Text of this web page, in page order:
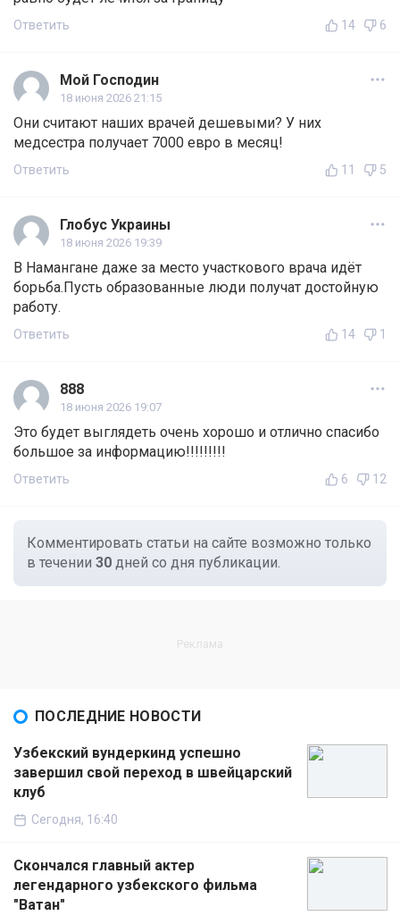
Ответить 14 6
Мой Господин
18 июня 2026 21:15
Они считают наших врачей дешевыми? У них
медсестра получает 7000 евро в месяц!
Ответить 11 5
Глобус Украины
18 июня 2026 19:39
В Намангане даже за место участкового врача идёт
борьба.Пусть образованные люди получат достойную
работу.
Ответить 14 1
888
18 июня 2026 19:07
Это будет выглядеть очень хорошо и отлично спасибо
большое за информацию!!!!!!!!!
Ответить 6 12
Комментировать статьи на сайте возможно только
в течении 30 дней со дня публикации.
ПОСЛЕДНИЕ НОВОСТИ
Узбекский вундеркинд успешно
завершил свой переход в швейцарский
клуб
Сегодня, 16:40
Скончался главный актер
легендарного узбекского фильма
"Ватан"